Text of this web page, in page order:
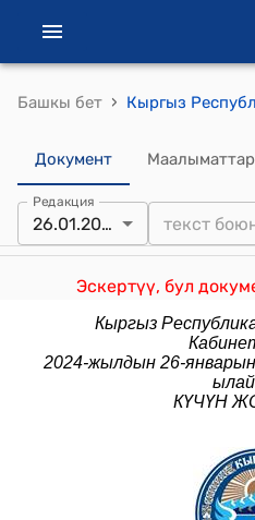
Башкы бет ›
Документ Маалыматтар
Редакция
26.01.2024
Эскертүү, бул